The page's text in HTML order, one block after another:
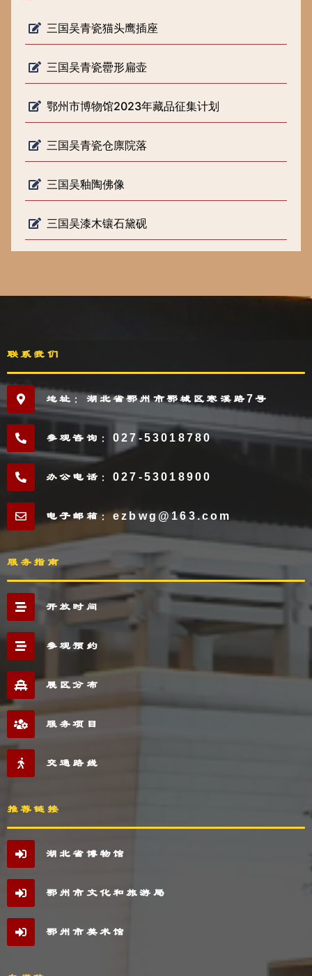
三国吴青瓷猫头鹰插座
三国吴青瓷罍形扁壶
鄂州市博物馆2023年藏品征集计划
三国吴青瓷仓廪院落
三国吴釉陶佛像
三国吴漆木镶石黛砚
联系我们
地址：湖北省鄂州市鄂城区寒溪路7号
参观咨询：027-53018780
办公电话：027-53018900
电子邮箱：ezbwg@163.com
服务指南
开放时间
参观预约
展区分布
服务项目
交通路线
推荐链接
湖北省博物馆
鄂州市文化和旅游局
鄂州市美术馆